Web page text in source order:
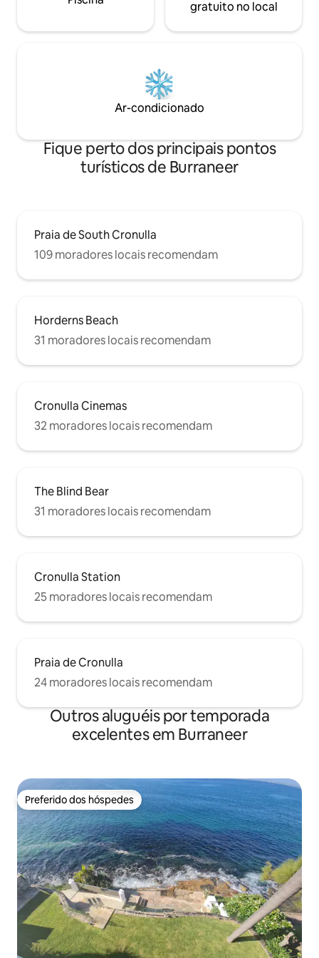
gratuito no local
Ar-condicionado
Fique perto dos principais pontos
turísticos de Burraneer
Praia de South Cronulla
109 moradores locais recomendam
Horderns Beach
31 moradores locais recomendam
Cronulla Cinemas
32 moradores locais recomendam
The Blind Bear
31 moradores locais recomendam
Cronulla Station
25 moradores locais recomendam
Praia de Cronulla
24 moradores locais recomendam
Outros aluguéis por temporada
excelentes em Burraneer
Preferido dos hóspedes
Preferido dos hóspedes